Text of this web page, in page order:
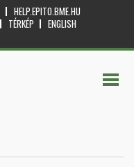
HELP.EPITO.BME.HU
TÉRKÉP
ENGLISH